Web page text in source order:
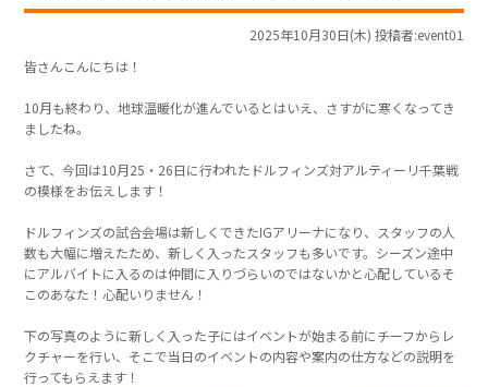
2025年10月30日(木) 投稿者:event01
皆さんこんにちは！
10月も終わり、地球温暖化が進んでいるとはいえ、さすがに寒くなってき
ましたね。
さて、今回は10月25・26日に行われたドルフィンズ対アルティーリ千葉戦
の模様をお伝えします！
ドルフィンズの試合会場は新しくできたIGアリーナになり、スタッフの人
数も大幅に増えたため、新しく入ったスタッフも多いです。シーズン途中
にアルバイトに入るのは仲間に入りづらいのではないかと心配しているそ
このあなた！心配いりません！
下の写真のように新しく入った子にはイベントが始まる前にチーフからレ
クチャーを行い、そこで当日のイベントの内容や案内の仕方などの説明を
行ってもらえます！